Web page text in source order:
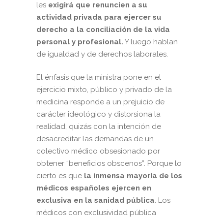
les exigirá que renuncien a su
actividad privada para ejercer su
derecho a la conciliación de la vida
personal y profesional. Y luego hablan
de igualdad y de derechos laborales.
El énfasis que la ministra pone en el
ejercicio mixto, público y privado de la
medicina responde a un prejuicio de
carácter ideológico y distorsiona la
realidad, quizás con la intención de
desacreditar las demandas de un
colectivo médico obsesionado por
obtener “beneficios obscenos”. Porque lo
cierto es que la inmensa mayoría de los
médicos españoles ejercen en
exclusiva en la sanidad pública. Los
médicos con exclusividad pública